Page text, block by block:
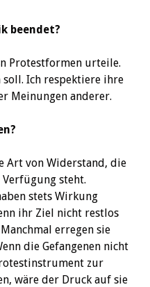
beendet?
Protestformen urteile.
Ich respektiere ihre
Meinungen anderer.
Art von Widerstand, die
steht.
stets Wirkung
ihr Ziel nicht restlos
erregen sie
die Gefangenen nicht
zur
wäre der Druck auf sie